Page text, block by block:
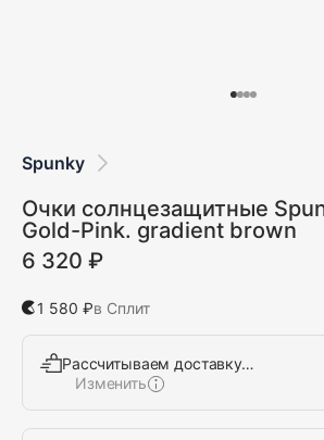
Spunky
Очки солнцезащитные
Gold-Pink. gradient brown
6 320 ₽
1 580 ₽в Сплит
Рассчитываем доставку…
Изменить